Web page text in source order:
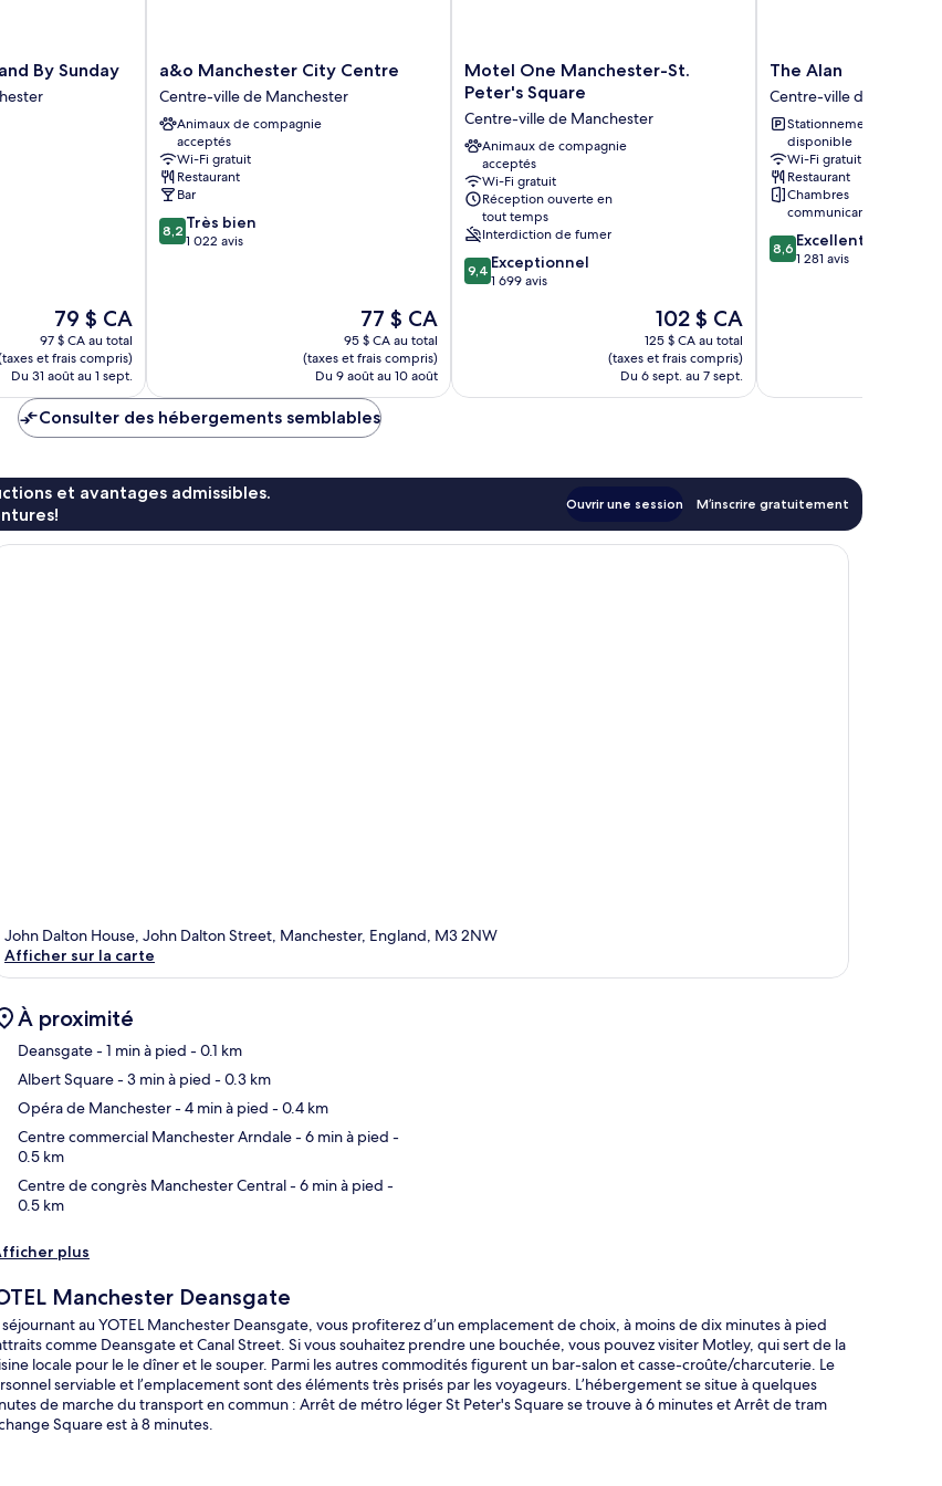
By Sunday
Le
prix
est
de
79 $ CA
79 $ CA
97 $ CA au total
et frais compris)
Du 31 août au 1 sept.
a&o
Manchester
City
Centre
Centre-
ville
de
Manchester
a&o Manchester City Centre
Centre-ville de Manchester
Animaux de compagnie
acceptés
Wi-Fi gratuit
Restaurant
Bar
8.2
sur
8,2 Très bien
1 022 avis
Le
prix
est
de
77 $ CA
77 $ CA
95 $ CA au total
(taxes et frais compris)
Du 9 août au 10 août
Motel
One
Manchester-
St.
Peter's
Square
Centre-
ville
de
Manchester
Motel One Manchester-St.
Peter's Square
Centre-ville de Manchester
Animaux de compagnie
acceptés
Wi-Fi gratuit
Réception ouverte en
tout temps
Interdiction de fumer
9.4
sur
9,4 Exceptionnel
1 699 avis
Le
prix
est
de
102 $ CA
102 $ CA
125 $ CA au total
(taxes et frais compris)
Du 6 sept. au 7 sept.
The
Alan
Centre-
ville
Manchester
The Alan
Centre-ville de
Stationnement
disponible
Wi-Fi gratuit
Restaurant
Chambres
communicantes offertes
8.6
sur
8,6 Excellent
1 281 avis
Consulter des hébergements semblables
et avantages admissibles.
Ouvrir une session M’inscrire gratuitement
John Dalton House, John Dalton Street, Manchester, England, M3 2NW
Afficher sur la carte
À proximité
Deansgate- 1 min à pied - 0.1 km
Albert Square- 3 min à pied - 0.3 km
Opéra de Manchester- 4 min à pied - 0.4 km
Centre commercial Manchester Arndale- 6 min à pied -
0.5 km
Centre de congrès Manchester Central- 6 min à pied -
0.5 km
plus
Manchester Deansgate
séjournant au YOTEL Manchester Deansgate, vous profiterez d’un emplacement de choix, à moins de dix minutes à pied
comme Deansgate et Canal Street. Si vous souhaitez prendre une bouchée, vous pouvez visiter Motley, qui sert de la
locale pour le le dîner et le souper. Parmi les autres commodités figurent un bar-salon et casse-croûte/charcuterie. Le
serviable et l’emplacement sont des éléments très prisés par les voyageurs. L’hébergement se situe à quelques
de marche du transport en commun : Arrêt de métro léger St Peter's Square se trouve à 6 minutes et Arrêt de tram
Square est à 8 minutes.